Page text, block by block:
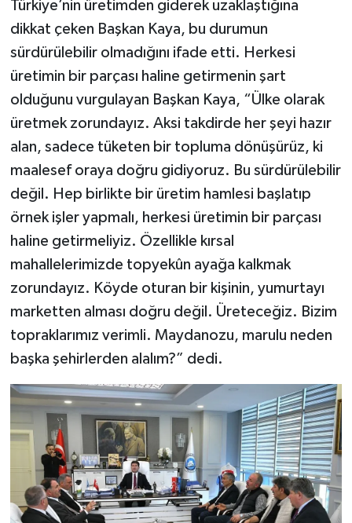
Türkiye’nin üretimden giderek uzaklaştığına
dikkat çeken Başkan Kaya, bu durumun
sürdürülebilir olmadığını ifade etti. Herkesi
üretimin bir parçası haline getirmenin şart
olduğunu vurgulayan Başkan Kaya, “Ülke olarak
üretmek zorundayız. Aksi takdirde her şeyi hazır
alan, sadece tüketen bir topluma dönüşürüz, ki
maalesef oraya doğru gidiyoruz. Bu sürdürülebilir
değil. Hep birlikte bir üretim hamlesi başlatıp
örnek işler yapmalı, herkesi üretimin bir parçası
haline getirmeliyiz. Özellikle kırsal
mahallelerimizde topyekûn ayağa kalkmak
zorundayız. Köyde oturan bir kişinin, yumurtayı
marketten alması doğru değil. Üreteceğiz. Bizim
topraklarımız verimli. Maydanozu, marulu neden
başka şehirlerden alalım?” dedi.